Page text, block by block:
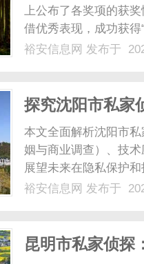
上公布了各奖项的获
借优秀表现，成功获
了光明乳业在鲜奶领
裕安信息网 发布于
探究沈阳市私家
规的全面解析
本文全面解析沈阳市
姻与商业调查）、技
展望未来在隐私保护
为读者提供深入了解
裕安信息网 发布于
昆明市私家侦探